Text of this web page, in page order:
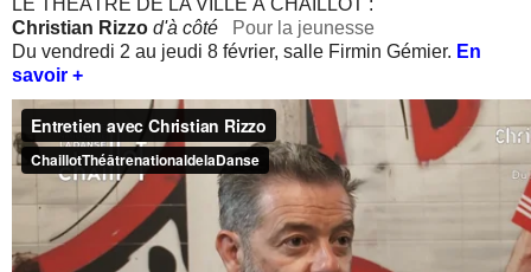
LE THÉÂTRE DE LA VILLE À CHAILLOT :
Christian Rizzo d'à côté
Pour la jeunesse
Du vendredi 2 au jeudi 8 février, salle Firmin Gémier. En
savoir +